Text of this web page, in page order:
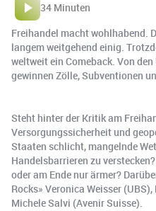
34 Minuten
Freihandel macht wohlhabend.
langem weitgehend einig.
weltweit ein Comeback. Von
gewinnen Zölle, Subventionen
Steht hinter der Kritik am
Versorgungssicherheit und
Staaten schlicht, mangelnde
Handelsbarrieren zu
oder am Ende nur ärmer?
Rocks» Veronica Weisser
Michele Salvi (Avenir Suisse).